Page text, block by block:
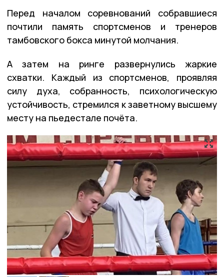
Перед началом соревнований собравшиеся
почтили память спортсменов и тренеров
тамбовского бокса минутой молчания.
А затем на ринге развернулись жаркие
схватки. Каждый из спортсменов, проявляя
силу духа, собранность, психологическую
устойчивость, стремился к заветному высшему
месту на пьедестале почёта.